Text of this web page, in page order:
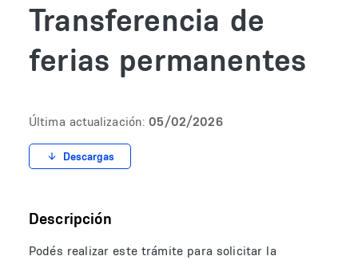
Transferencia de
ferias permanentes
Última actualización: 05/02/2026
Descargas
Descripción
Podés realizar este trámite para solicitar la